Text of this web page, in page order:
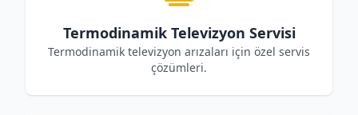
Termodinamik Televizyon Servisi
Termodinamik televizyon arızaları için özel servis
çözümleri.